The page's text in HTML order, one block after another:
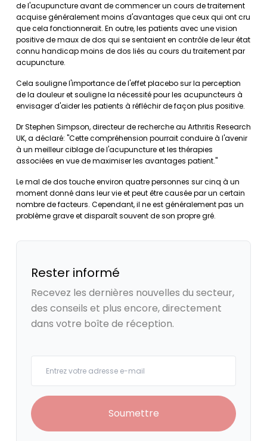
de l'acupuncture avant de commencer un cours de traitement
acquise généralement moins d'avantages que ceux qui ont cru
que cela fonctionnerait. En outre, les patients avec une vision
positive de maux de dos qui se sentaient en contrôle de leur état
connu handicap moins de dos liés au cours du traitement par
acupuncture.
Cela souligne l'importance de l'effet placebo sur la perception
de la douleur et souligne la nécessité pour les acupuncteurs à
envisager d'aider les patients à réfléchir de façon plus positive.
Dr Stephen Simpson, directeur de recherche au Arthritis Research
UK, a déclaré: "Cette compréhension pourrait conduire à l'avenir
à un meilleur ciblage de l'acupuncture et les thérapies
associées en vue de maximiser les avantages patient."
Le mal de dos touche environ quatre personnes sur cinq à un
moment donné dans leur vie et peut être causée par un certain
nombre de facteurs. Cependant, il ne est généralement pas un
problème grave et disparaît souvent de son propre gré.
Rester informé
Recevez les dernières nouvelles du secteur,
des conseils et plus encore, directement
dans votre boîte de réception.
Soumettre